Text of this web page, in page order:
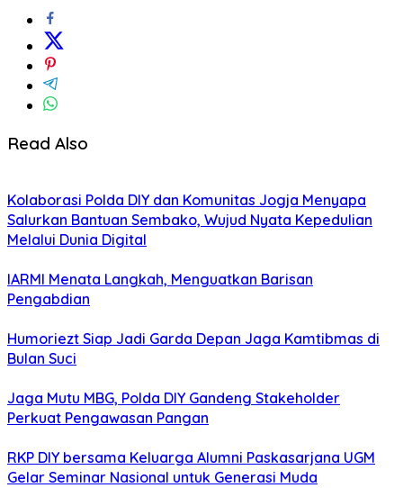
Read Also
Kolaborasi Polda DIY dan Komunitas Jogja Menyapa
Salurkan Bantuan Sembako, Wujud Nyata Kepedulian
Melalui Dunia Digital
IARMI Menata Langkah, Menguatkan Barisan
Pengabdian
Humoriezt Siap Jadi Garda Depan Jaga Kamtibmas di
Bulan Suci
Jaga Mutu MBG, Polda DIY Gandeng Stakeholder
Perkuat Pengawasan Pangan
RKP DIY bersama Keluarga Alumni Paskasarjana UGM
Gelar Seminar Nasional untuk Generasi Muda